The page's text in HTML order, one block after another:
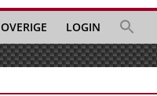
OVERIGE LOGIN